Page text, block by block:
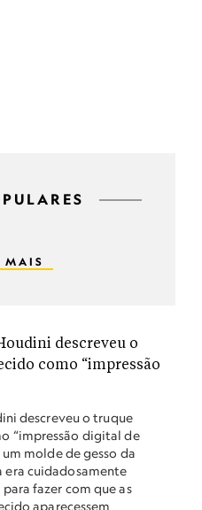
MAIS
descreveu o truque
“impressão digital de
molde de gesso da
era cuidadosamente
fazer com que as
aparecessem